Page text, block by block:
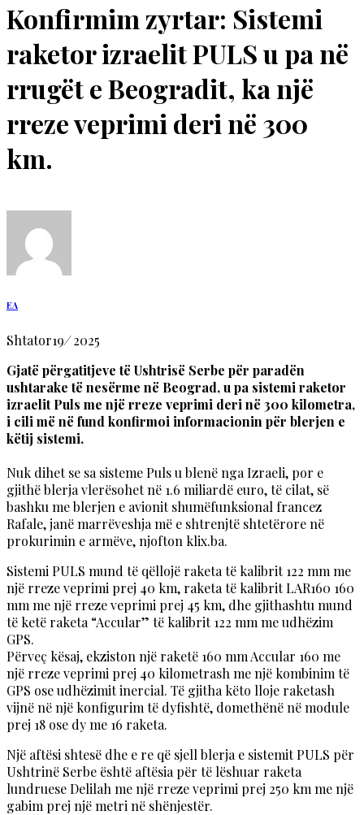
Konfirmim zyrtar: Sistemi
raketor izraelit PULS u pa në
rrugët e Beogradit, ka një
rreze veprimi deri në 300
km.
EA
Shtator19/2025
Gjatë përgatitjeve të Ushtrisë Serbe për paradën
ushtarake të nesërme në Beograd, u pa sistemi raketor
izraelit Puls me një rreze veprimi deri në 300 kilometra,
i cili më në fund konfirmoi informacionin për blerjen e
këtij sistemi.
Nuk dihet se sa sisteme Puls u blenë nga Izraeli, por e
gjithë blerja vlerësohet në 1.6 miliardë euro, të cilat, së
bashku me blerjen e avionit shumëfunksional francez
Rafale, janë marrëveshja më e shtrenjtë shtetërore në
prokurimin e armëve, njofton klix.ba.
Sistemi PULS mund të qëllojë raketa të kalibrit 122 mm me
një rreze veprimi prej 40 km, raketa të kalibrit LAR160 160
mm me një rreze veprimi prej 45 km, dhe gjithashtu mund
të ketë raketa “Accular” të kalibrit 122 mm me udhëzim
GPS.
Përveç kësaj, ekziston një raketë 160 mm Accular 160 me
një rreze veprimi prej 40 kilometrash me një kombinim të
GPS ose udhëzimit inercial. Të gjitha këto lloje raketash
vijnë në një konfigurim të dyfishtë, domethënë në module
prej 18 ose dy me 16 raketa.
Një aftësi shtesë dhe e re që sjell blerja e sistemit PULS për
Ushtrinë Serbe është aftësia për të lëshuar raketa
lundruese Delilah me një rreze veprimi prej 250 km me një
gabim prej një metri në shënjestër.